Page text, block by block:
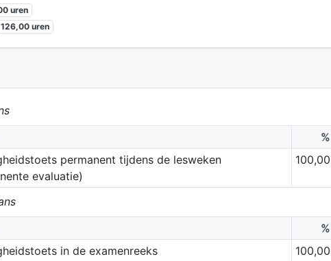
uren
126,00 uren
%
permanent tijdens de lesweken
evaluatie)
100,00
%
in de examenreeks 100,00